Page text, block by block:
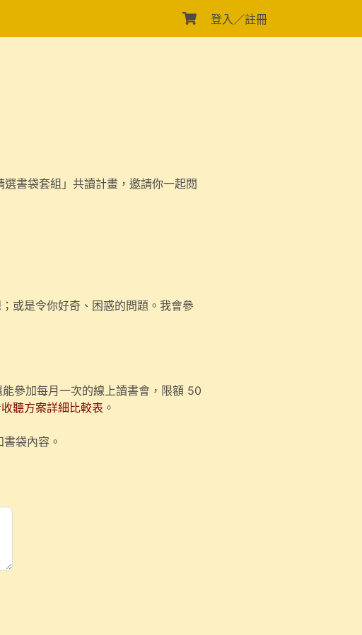
登入／註冊
書袋套組」共讀計畫，邀請你一起閱
或是令你好奇、困惑的問題。我會參
參加每月一次的線上讀書會，限額 50
收聽方案詳細比較表 。
袋內容。